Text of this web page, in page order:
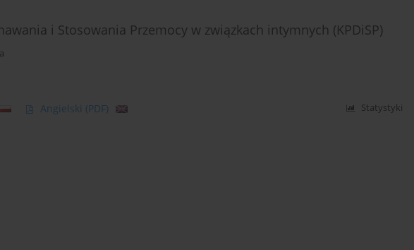
i Stosowania Przemocy w związkach intymnych (KPDiSP)
Angielski (PDF) Statystyki